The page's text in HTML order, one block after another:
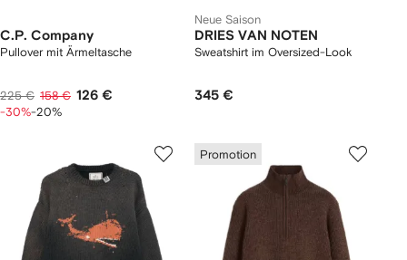
C.P. Company
Pullover mit Ärmeltasche
225 € 158 € 126 €
-30%-20%
Neue Saison
DRIES VAN NOTEN
Sweatshirt im Oversized-Look
345 €
Promotion